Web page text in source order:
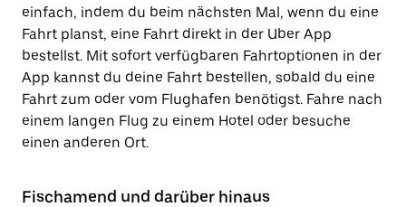
einfach, indem du beim nächsten Mal, wenn du eine
Fahrt planst, eine Fahrt direkt in der Uber App
bestellst. Mit sofort verfügbaren Fahrtoptionen in der
App kannst du deine Fahrt bestellen, sobald du eine
Fahrt zum oder vom Flughafen benötigst. Fahre nach
einem langen Flug zu einem Hotel oder besuche
einen anderen Ort.
Fischamend und darüber hinaus